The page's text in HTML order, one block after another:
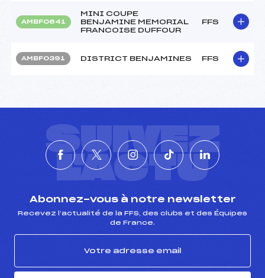
AMBF0641
MINI COUPE
BENJAMINE MEMORIAL
FRANCOISE DUFFOUR
FFS
AMBF0391 DISTRICT BENJAMINES FFS
SUIVEZ
L'ACTU
Abonnez-vous à notre newsletter
Recevez l’actualité de la FFS, des clubs et des Équipes
de France.